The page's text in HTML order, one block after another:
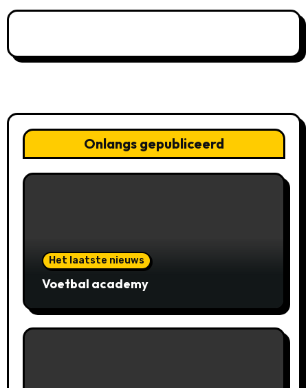
Onlangs gepubliceerd
Het laatste nieuws
Voetbal academy